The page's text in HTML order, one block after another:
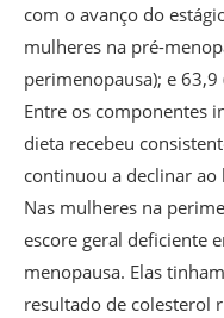
com o avanço do
mulheres na pré-
perimenopausa); e
Entre os componentes
dieta recebeu
continuou a declinar
Nas mulheres na
escore geral deficiente
menopausa. Elas
resultado de colesterol